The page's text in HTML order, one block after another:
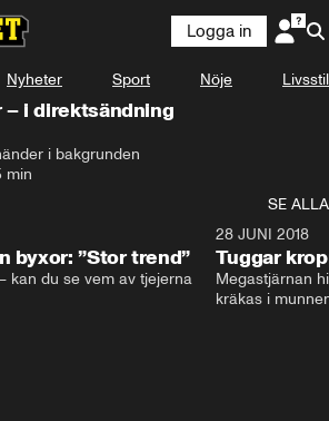
Logga in
Nyheter Sport Nöje Livsstil
– i direktsändning
i bakgrunden
min
SE ALLA
byxor: ”Stor trend”
kan du se vem av tjejerna
28 JUNI 2018
Tuggar
Megastjärnan
kräkas i